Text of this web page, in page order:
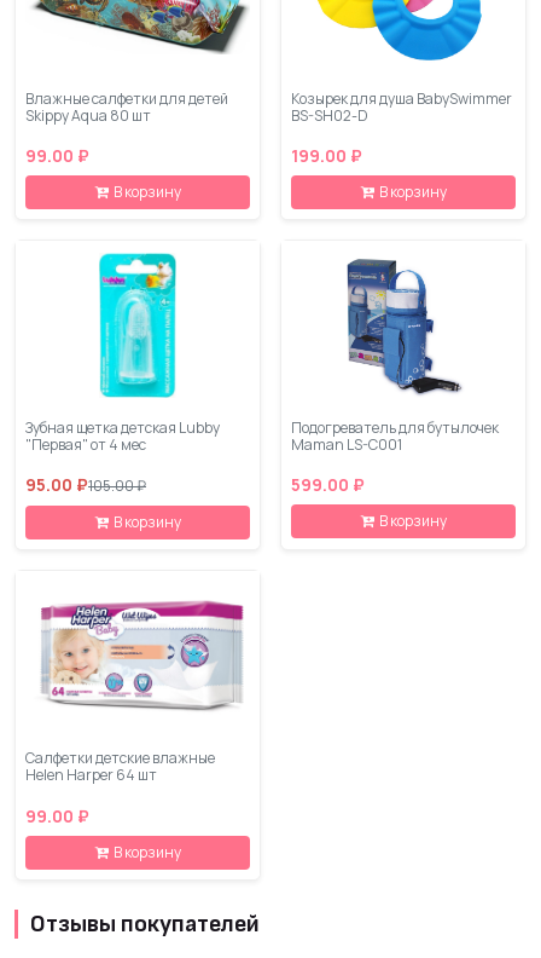
Влажные салфетки для детей
Skippy Aqua 80 шт
99.00 ₽
В корзину
Козырек для душа BabySwimmer
BS-SH02-D
199.00 ₽
В корзину
Зубная щетка детская Lubby
"Первая" от 4 мес
95.00 ₽105.00 ₽
В корзину
Подогреватель для бутылочек
Maman LS-C001
599.00 ₽
В корзину
Салфетки детские влажные
Helen Harper 64 шт
99.00 ₽
В корзину
Отзывы покупателей